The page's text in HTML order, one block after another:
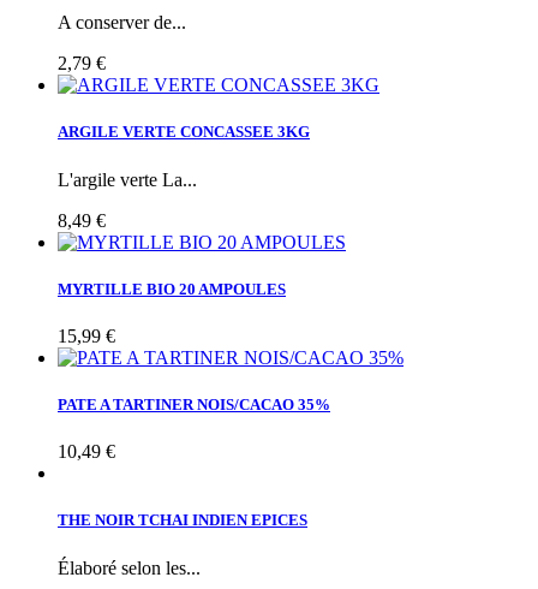
A conserver de...
2,79 €
ARGILE VERTE CONCASSEE 3KG
L'argile verte La...
8,49 €
MYRTILLE BIO 20 AMPOULES
15,99 €
PATE A TARTINER NOIS/CACAO 35%
10,49 €
THE NOIR TCHAI INDIEN EPICES
Élaboré selon les...